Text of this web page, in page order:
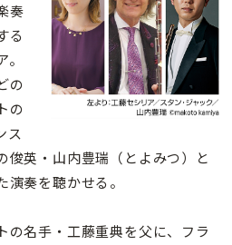
奏
る
の
の
ス
俊英・山内豊瑞（とよみつ）と
奏を聴かせる。
名手・工藤重典を父に、フラ